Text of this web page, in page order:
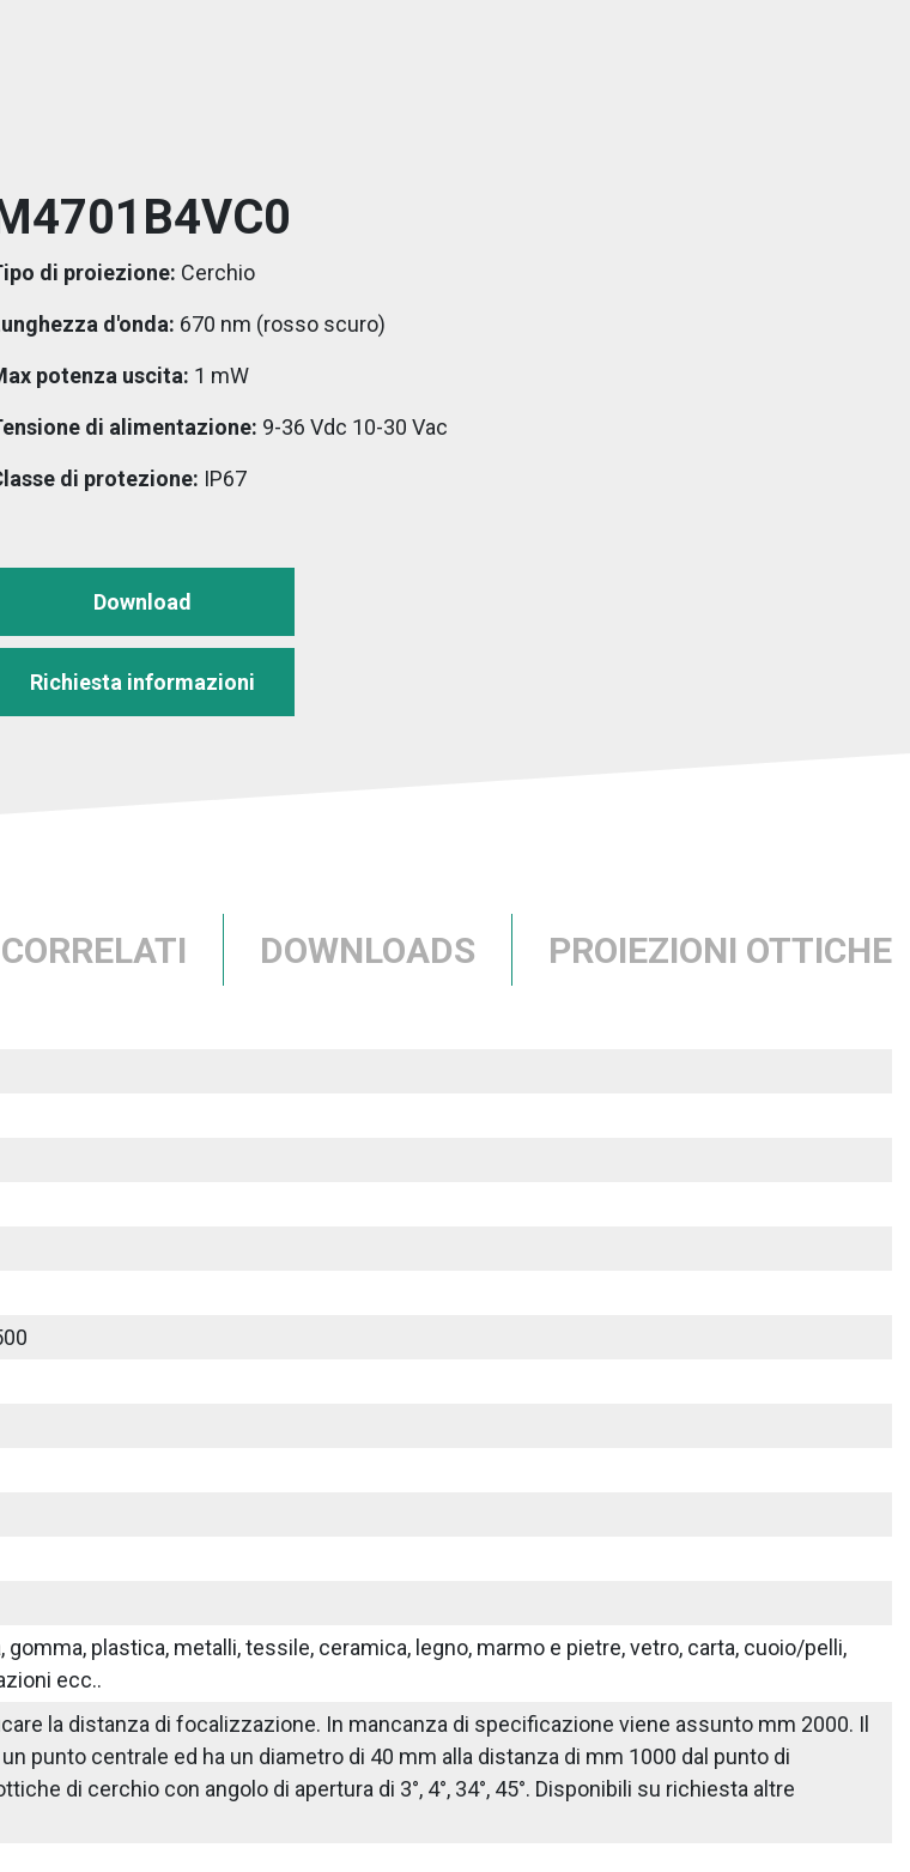
di proiezione: Cerchio
d'onda: 670 nm (rosso scuro)
potenza uscita: 1 mW
di alimentazione: 9-36 Vdc 10-30 Vac
di protezione: IP67
Download
Richiesta informazioni
DOWNLOADS PROIEZIONI OTTICHE
plastica, metalli, tessile, ceramica, legno, marmo e pietre, vetro, carta, cuoio/pelli,
ecc..
la distanza di focalizzazione. In mancanza di specificazione viene assunto mm 2000. Il
punto centrale ed ha un diametro di 40 mm alla distanza di mm 1000 dal punto di
di cerchio con angolo di apertura di 3°, 4°, 34°, 45°. Disponibili su richiesta altre